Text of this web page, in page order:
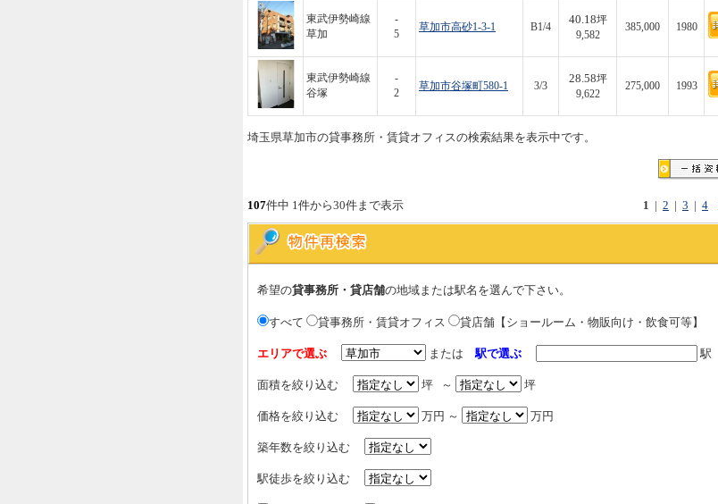
東武伊勢崎線
草加
-
5
草加市高砂1-3-1 B1/4
40.18坪
9,582
385,000 1980
東武伊勢崎線
谷塚
-
2
草加市谷塚町580-1 3/3
28.58坪
9,622
275,000 1993
埼玉県草加市の貸事務所・賃貸オフィスの検索結果を表示中です。
1 2 3 4
107件中 1件から30件まで表示
希望の貸事務所・貸店舗の地域または駅名を選んで下さい。
すべて 貸事務所・賃貸オフィス 貸店舗【ショールーム・物販向け・飲食可等】
エリアで選ぶ または駅で選ぶ 駅
面積を絞り込む 坪 ～ 坪
価格を絞り込む 万円 ～ 万円
築年数を絞り込む
駅徒歩を絞り込む